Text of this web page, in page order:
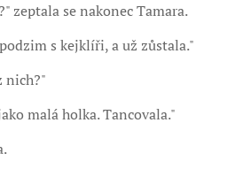
zeptala se nakonec Tamara.
s kejklíři, a už zůstala."
nich?"
malá holka. Tancovala."